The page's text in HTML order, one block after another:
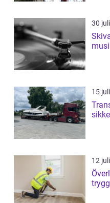
30
Skivaffär mer
15
12